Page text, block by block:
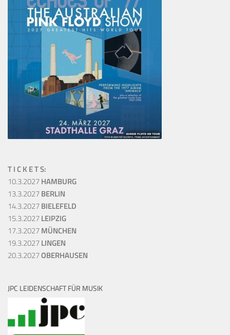
T I C K E T S:
10.3.2027HAMBURG
13.3.2027BERLIN
14.3.2027BIELEFELD
15.3.2027LEIPZIG
17.3.2027MÜNCHEN
19.3.2027LINGEN
20.3.2027OBERHAUSEN
JPC LEIDENSCHAFT FÜR MUSIK